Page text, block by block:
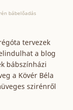
bábelőadás
tervezek
a blog
bábszínházi
a Kövér Béla
szirénről